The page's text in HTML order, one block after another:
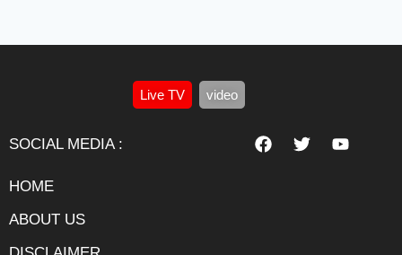
Live TV video
SOCIAL MEDIA :
HOME
ABOUT US